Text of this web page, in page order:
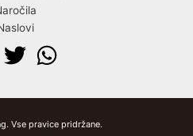
Vse pravice pridržane.